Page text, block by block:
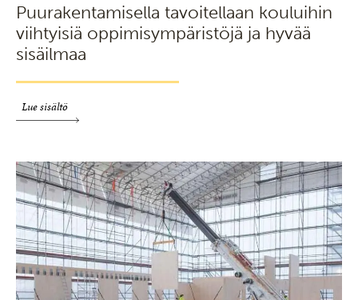
Puurakentamisella tavoitellaan kouluihin
viihtyisiä oppimisympäristöjä ja hyvää
sisäilmaa
Lue sisältö